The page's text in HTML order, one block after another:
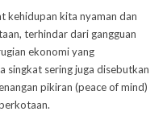
kehidupan kita nyaman dan
terhindar dari gangguan
ekonomi yang
singkat sering juga disebutkan
pikiran (peace of mind)